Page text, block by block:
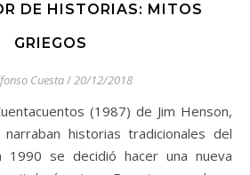
DE HISTORIAS: MITOS
GRIEGOS
Cuesta/20/12/2018
historias tradicionales del
1990 se decidió hacer una nueva